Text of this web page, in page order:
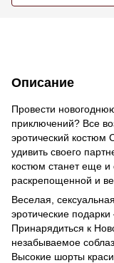
Описание
Провести
приключений? Все
эротический костюм
удивить своего
костюм станет еще
раскрепощенной и
Веселая,
эротические
Принарядиться к
незабываемое
Высокие шорты